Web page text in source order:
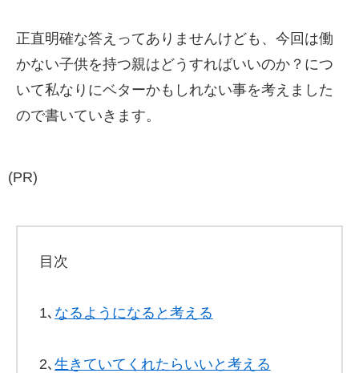
正直明確な答えってありませんけども、今回は働
かない子供を持つ親はどうすればいいのか？につ
いて私なりにベターかもしれない事を考えました
ので書いていきます。
(PR)
目次
1､ なるようになると考える
2､ 生きていてくれたらいいと考える